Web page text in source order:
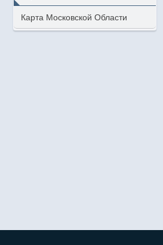
Карта Московской Области